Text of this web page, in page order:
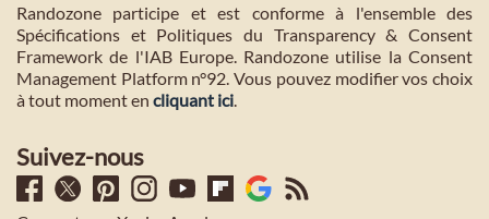
Randozone participe et est conforme à l'ensemble des
Spécifications et Politiques du Transparency & Consent
Framework de l'IAB Europe. Randozone utilise la Consent
Management Platform n°92. Vous pouvez modifier vos choix
à tout moment en cliquant ici.
Suivez-nous